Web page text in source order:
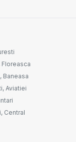
Baneasa
Aviatiei
Central